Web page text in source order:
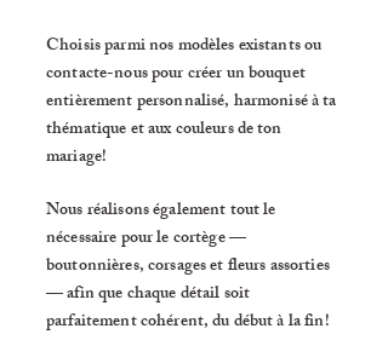
Choisis parmi nos modèles existants ou
contacte-nous pour créer un bouquet
entièrement personnalisé, harmonisé à ta
thématique et aux couleurs de ton
mariage!
Nous réalisons également tout le
nécessaire pour le cortège —
boutonnières, corsages et fleurs assorties
— afin que chaque détail soit
parfaitement cohérent, du début à la fin!